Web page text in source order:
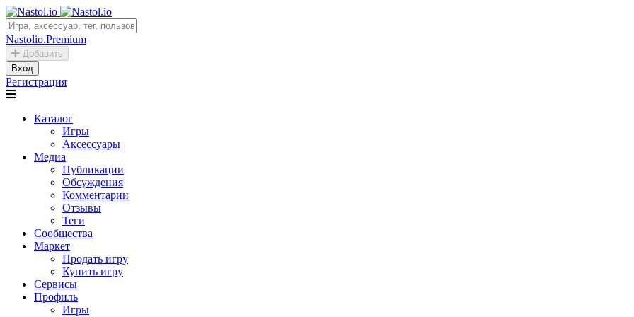
Nastolio.Premium
Добавить
Вход
Регистрация
Каталог
Игры
Аксессуары
Медиа
Публикации
Обсуждения
Комментарии
Отзывы
Теги
Сообщества
Маркет
Продать игру
Купить игру
Сервисы
Профиль
Игры